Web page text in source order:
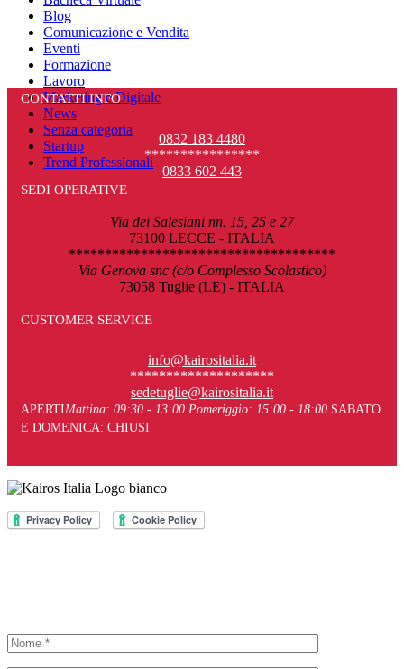
Blog
Comunicazione e Vendita
Eventi
Formazione
Lavoro
Marketing e Digitale
News
Senza categoria
Startup
Trend Professionali
CONTATTI INFO
0832 183 4480
****************
0833 602 443
SEDI OPERATIVE
Via dei Salesiani nn. 15, 25 e 27
73100 LECCE - ITALIA
*************************************
Via Genova snc (c/o Complesso Scolastico)
73058 Tuglie (LE) - ITALIA
CUSTOMER SERVICE
info@kairositalia.it
********************
sedetuglie@kairositalia.it
APERTIMattina: 09:30 - 13:00 Pomeriggio: 15:00 - 18:00 SABATO
E DOMENICA: CHIUSI